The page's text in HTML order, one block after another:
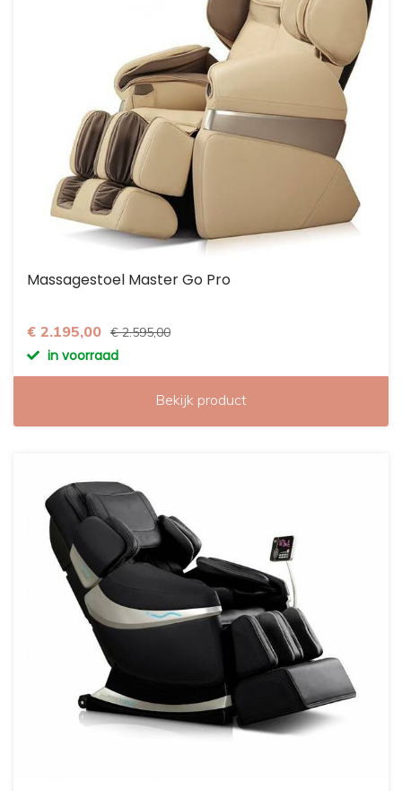
Massagestoel Master Go Pro
€ 2.195,00 € 2.595,00
in voorraad
Bekijk product